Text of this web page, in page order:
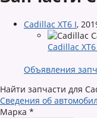
Cadillac XT6 I,
Cadillac
Объявления
Найти запчасти для
Сведения об
Марка *